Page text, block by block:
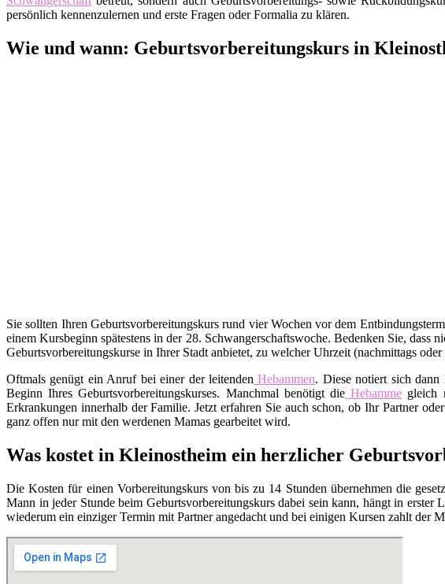
persönlich kennenzulernen und erste Fragen oder Formalia zu klären.
Wie und wann: Geburtsvorbereitungskurs in
Sie sollten Ihren Geburtsvorbereitungskurs rund vier Wochen vor dem
einem Kursbeginn spätestens in der 28. Schwangerschaftswoche. Bedenken Sie, dass
Geburtsvorbereitungskurse in Ihrer Stadt anbietet, zu welcher Uhrzeit (nachmittags
Oftmals genügt ein Anruf bei einer der leitenden Hebammen. Diese notiert sich dann
Beginn Ihres Geburtsvorbereitungskurses. Manchmal benötigt die Hebamme gleich
Erkrankungen innerhalb der Familie. Jetzt erfahren Sie auch schon, ob Ihr Partner
ganz offen nur mit den werdenen Mamas gearbeitet wird.
Was kostet in Kleinostheim ein herzlicher
Die Kosten für einen Vorbereitungskurs von bis zu 14 Stunden übernehmen die
Mann in jeder Stunde beim Geburtsvorbereitungskurs dabei sein kann, hängt in
wiederum ein einziger Termin mit Partner angedacht und bei einigen Kursen zahlt der